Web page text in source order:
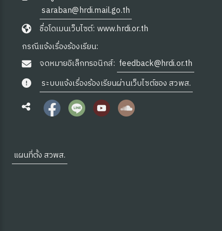
saraban@hrdi.mail.go.th
ชื่อโดเมนเว็บไซต์: www.hrdi.or.th
กรณีแจ้งเรื่องร้องเรียน:
จดหมายอิเล็กทรอนิกส์: feedback@hrdi.or.th
ระบบแจ้งเรื่องร้องเรียนผ่านเว็บไซต์ของ สวพส.
แผนที่ตั้ง สวพส.